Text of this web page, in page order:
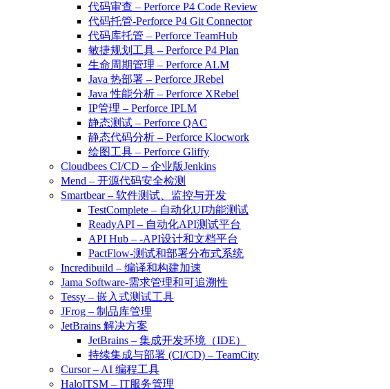
代码审查 – Perforce P4 Code Review
代码托管-Perforce P4 Git Connector
代码库托管 – Perforce TeamHub
敏捷规划工具 – Perforce P4 Plan
生命周期管理 – Perforce ALM
Java 热部署 – Perforce JRebel
Java 性能分析 – Perforce XRebel
IP管理 – Perforce IPLM
静态测试 – Perforce QAC
静态代码分析 – Perforce Klocwork
绘图工具 – Perforce Gliffy
Cloudbees CI/CD – 企业版Jenkins
Mend – 开源代码安全检测
Smartbear – 软件测试、监控与开发
TestComplete – 自动化UI功能测试
ReadyAPI – 自动化API测试平台
API Hub – -API设计和文档平台
PactFlow-测试和部署分布式系统
Incredibuild – 编译和构建加速
Jama Software-需求管理和可追溯性
Tessy – 嵌入式测试工具
JFrog – 制品库管理
JetBrains 解决方案
JetBrains – 集成开发环境（IDE）
持续集成与部署 (CI/CD) – TeamCity
Cursor – AI 编程工具
HaloITSM – IT服务管理